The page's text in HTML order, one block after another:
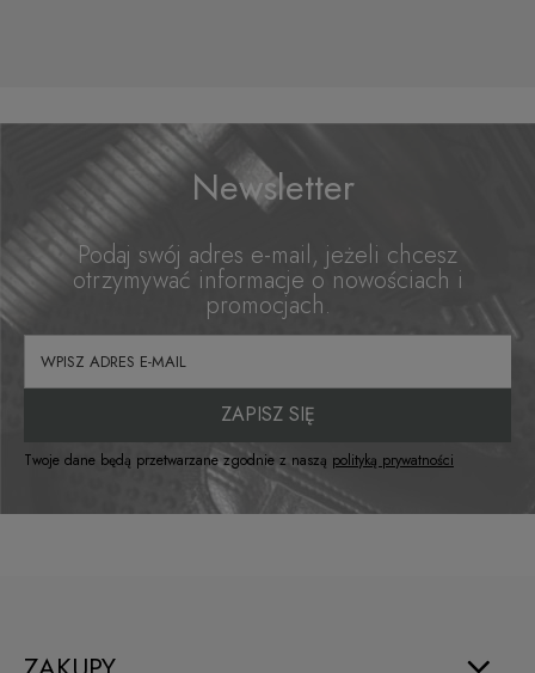
Legginsy męskie FDF
159,00 zł
Do koszyka
Newsletter
Podaj swój adres e-mail, jeżeli chcesz
otrzymywać informacje o nowościach i
promocjach.
ZAPISZ SIĘ
Twoje dane będą przetwarzane zgodnie z naszą polityką prywatności